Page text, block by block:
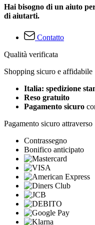
Hai bisogno di un aiuto
di aiutarti.
Contatto
Qualità verificata
Shopping sicuro e affidabile
Italia: spedizione
Reso gratuito
Pagamento sicuro
Pagamento sicuro attraverso
Contrassegno
Bonifico anticipato